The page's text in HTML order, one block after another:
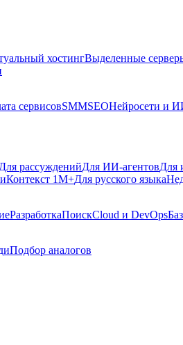
хостингВыделенные
сервисовSMMSEOНейросети и
Для рассужденийДля ИИ-агентовДля
Контекст 1M+Для русского языка
РазработкаПоискCloud и DevOps
Подбор аналогов